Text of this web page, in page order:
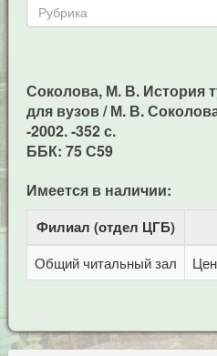
Соколова, М. В. История
для вузов / М. В.
-2002. -352 с.
ББК: 75 С59
Имеется в наличии:
Филиал (отдел ЦГБ)
Общий читальный зал